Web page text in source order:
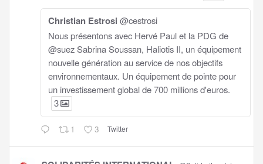
Christian Estrosi @cestrosi
Nous présentons avec Hervé Paul et la PDG de
@suez Sabrina Soussan, Haliotis II, un équipement
nouvelle génération au service de nos objectifs
environnementaux. Un équipement de pointe pour
un investissement global de 700 millions d'euros.
3
1 3 Twitter